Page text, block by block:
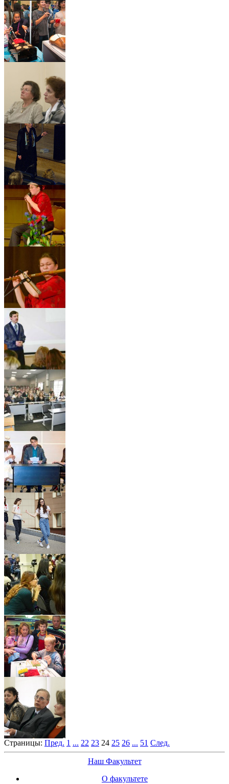
Страницы: Пред. 1 ... 22 23 24 25 26 ... 51 След.
Наш Факультет
О факультете